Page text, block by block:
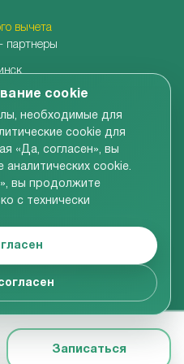
cookie
необходимые для
cookie для
«Да, согласен», вы
аналитических cookie.
вы продолжите
с технически
вычета
партнеры
на сайте компании,
и не является
со ст.437 ГК РФ
2002-2024
Записаться